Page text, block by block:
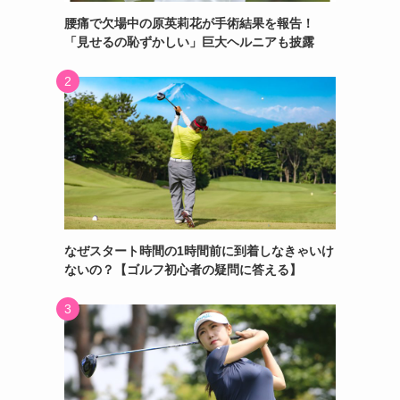
腰痛で欠場中の原英莉花が手術結果を報告！
「見せるの恥ずかしい」巨大ヘルニアも披露
なぜスタート時間の1時間前に到着しなきゃいけ
ないの？【ゴルフ初心者の疑問に答える】